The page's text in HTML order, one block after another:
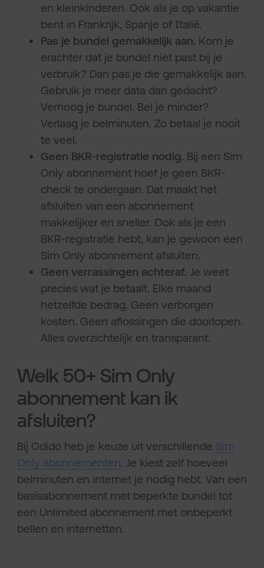
en kleinkinderen. Ook als je op vakantie
bent in Frankrijk, Spanje of Italië.
Pas je bundel gemakkelijk aan. Kom je
erachter dat je bundel niet past bij je
verbruik? Dan pas je die gemakkelijk aan.
Gebruik je meer data dan gedacht?
Verhoog je bundel. Bel je minder?
Verlaag je belminuten. Zo betaal je nooit
te veel.
Geen BKR-registratie nodig. Bij een Sim
Only abonnement hoef je geen BKR-
check te ondergaan. Dat maakt het
afsluiten van een abonnement
makkelijker en sneller. Ook als je een
BKR-registratie hebt, kan je gewoon een
Sim Only abonnement afsluiten.
Geen verrassingen achteraf. Je weet
precies wat je betaalt. Elke maand
hetzelfde bedrag. Geen verborgen
kosten. Geen aflossingen die doorlopen.
Alles overzichtelijk en transparant.
Welk 50+ Sim Only
abonnement kan ik
afsluiten?
Bij Odido heb je keuze uit verschillende Sim
Only abonnementen. Je kiest zelf hoeveel
belminuten en internet je nodig hebt. Van een
basisabonnement met beperkte bundel tot
een Unlimited abonnement met onbeperkt
bellen en internetten.